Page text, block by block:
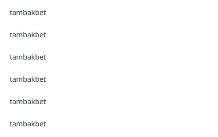
tambakbet
tambakbet
tambakbet
tambakbet
tambakbet
tambakbet